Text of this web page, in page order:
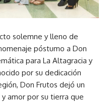
solemne y lleno de
póstumo a Don
para La Altagracia y
por su dedicación
Don Frutos dejó un
amor por su tierra que